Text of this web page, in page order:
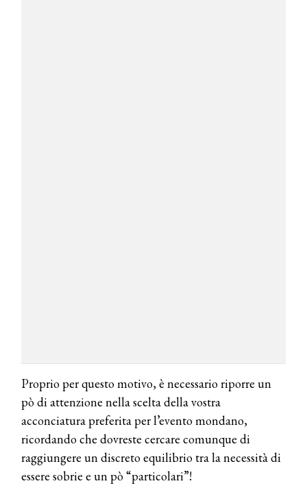
Proprio per questo motivo, è necessario riporre un
pò di attenzione nella scelta della vostra
acconciatura preferita per l’evento mondano,
ricordando che dovreste cercare comunque di
raggiungere un discreto equilibrio tra la necessità di
essere sobrie e un pò “particolari”!